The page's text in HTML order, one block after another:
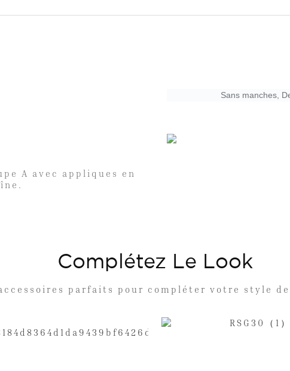
Sans manches,
A avec appliques en
Complétez Le Look
parfaits pour compléter votre style de